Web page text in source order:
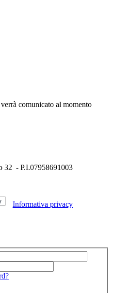
comunicato al momento
32 - P.I.07958691003
Informativa privacy